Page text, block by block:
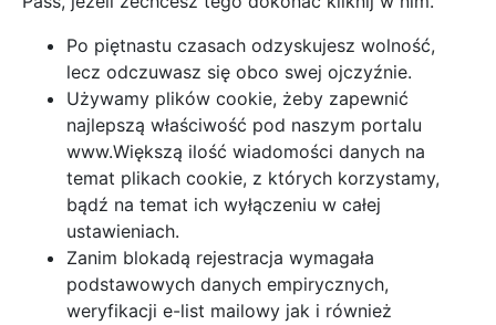
Po piętnastu czasach odzyskujesz wolność,
lecz odczuwasz się obco swej ojczyźnie.
Używamy plików cookie, żeby zapewnić
najlepszą właściwość pod naszym portalu
www.Większą ilość wiadomości danych na
temat plikach cookie, z których korzystamy,
bądź na temat ich wyłączeniu w całej
ustawieniach.
Zanim blokadą rejestracja wymagała
podstawowych danych empirycznych,
weryfikacji e-list mailowy jak i również